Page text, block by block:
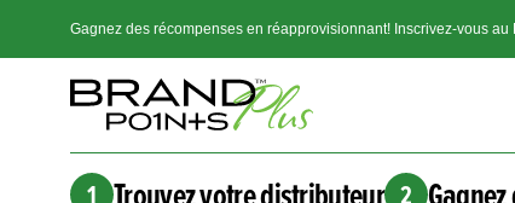
Gagnez des récompenses en réapprovisionnant! Inscrivez-vous
1 2